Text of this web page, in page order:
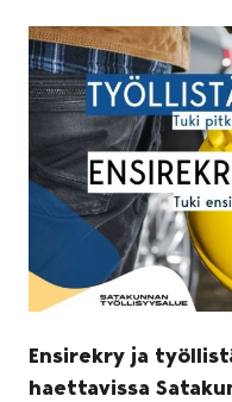
Ensirekry ja
haettavissa